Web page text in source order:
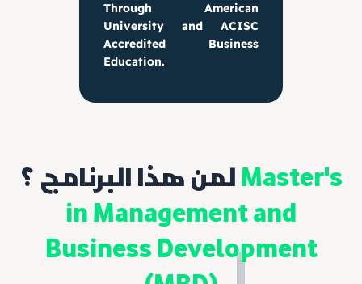
Through American
University and ACISC
Accredited Business
Education.
Master's
in Management and
Business Development